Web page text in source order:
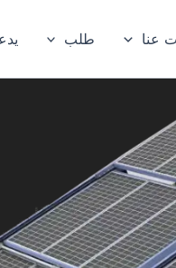
عنا طلب